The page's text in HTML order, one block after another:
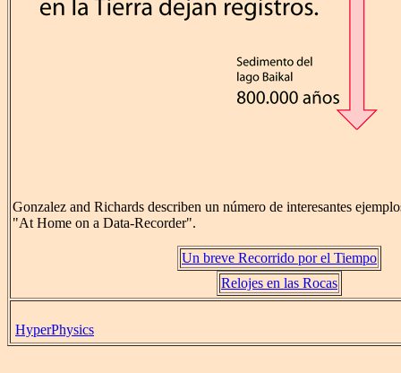
Gonzalez and Richards describen un número de interesantes
"At Home on a Data-Recorder".
Un breve Recorrido por el Tiempo
Relojes en las Rocas
HyperPhysics